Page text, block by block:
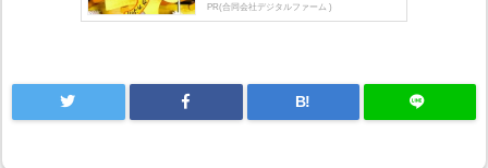
PR(合同会社デジタルファーム )
B!